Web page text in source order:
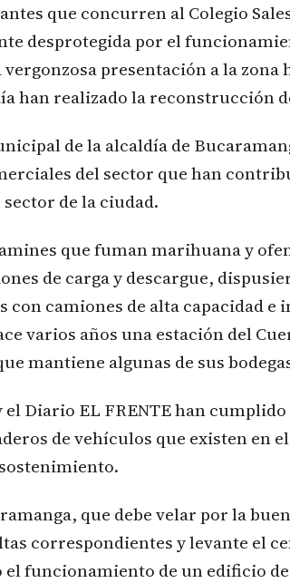
que concurren al Colegio
desprotegida por el
presentación a la
han realizado la reconstrucción
de la alcaldía de
del sector que han
de la ciudad.
que fuman marihuana y
de carga y descargue,
con camiones de alta capacidad e
varios años una estación del
mantiene algunas de sus
Diario EL FRENTE han cumplido
de vehículos que existen en
que debe velar por la
correspondientes y levante el
el funcionamiento de un edificio